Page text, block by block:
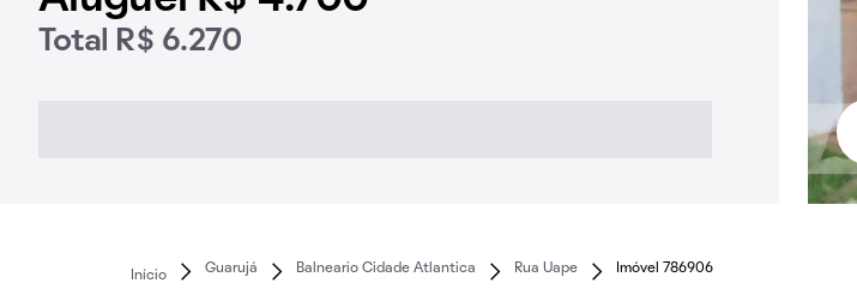
Total R$ 6.270
Início
Guarujá Balneario Cidade Atlantica Rua Uape Imóvel 786906